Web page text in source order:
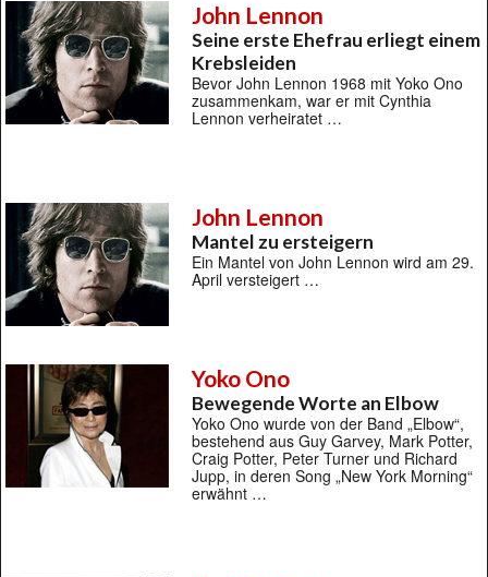
John Lennon
Seine erste Ehefrau erliegt einem
Krebsleiden
Bevor John Lennon 1968 mit Yoko Ono
zusammenkam, war er mit Cynthia
Lennon verheiratet …
John Lennon
Mantel zu ersteigern
Ein Mantel von John Lennon wird am 29.
April versteigert …
Yoko Ono
Bewegende Worte an Elbow
Yoko Ono wurde von der Band „Elbow“,
bestehend aus Guy Garvey, Mark Potter,
Craig Potter, Peter Turner und Richard
Jupp, in deren Song „New York Morning“
erwähnt …